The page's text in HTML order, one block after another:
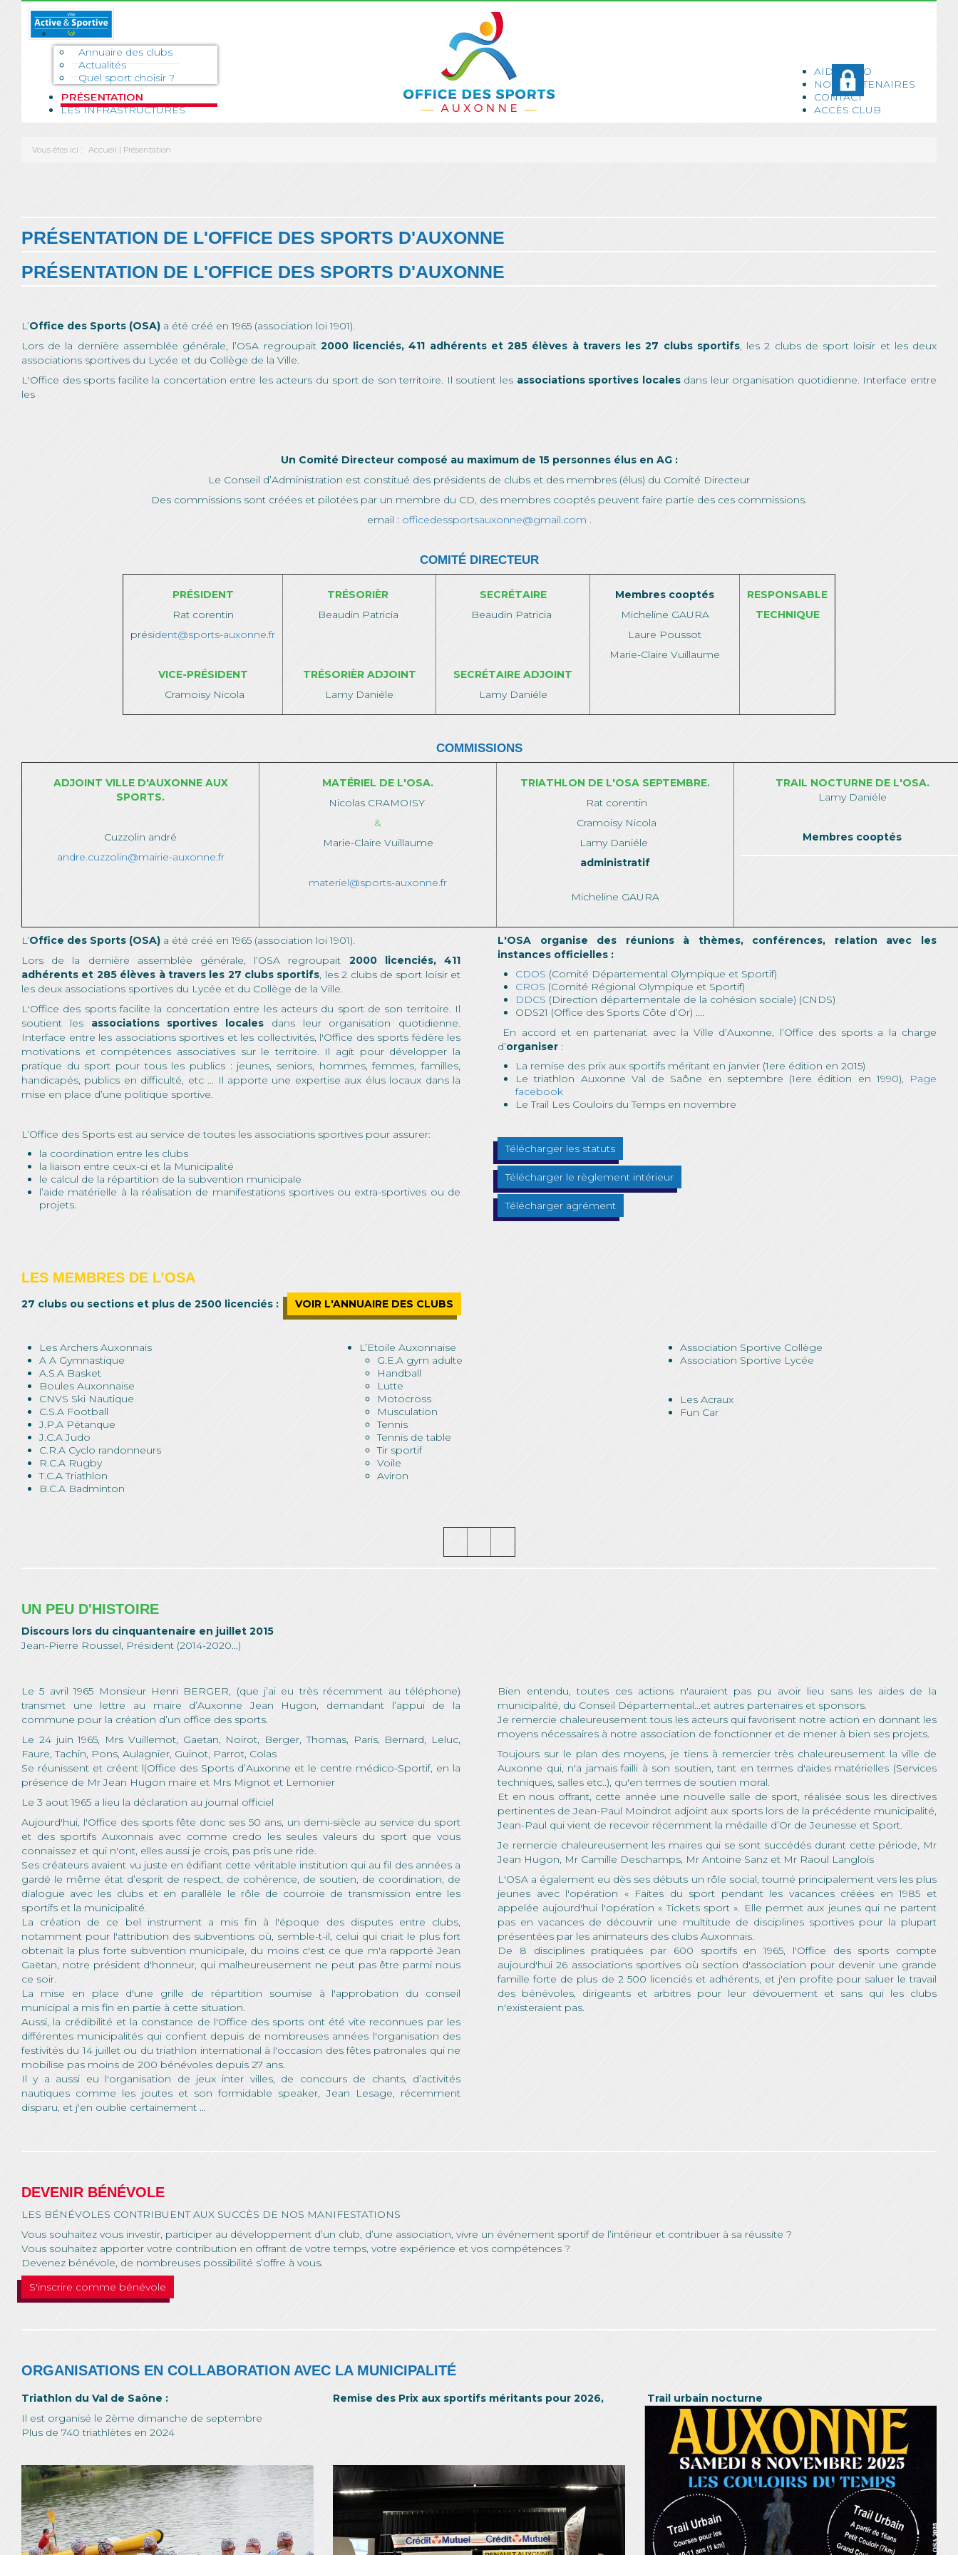
ACCUEIL
Annuaire des clubs
Actualités
Quel sport choisir ?
PRÉSENTATION
LES INFRASTRUCTURES
AIDE ASSO
NOS PARTENAIRES
CONTACT
ACCÈS CLUB
Vous êtes ici : Accueil | Présentation
PRÉSENTATION DE L'OFFICE DES SPORTS D'AUXONNE
PRÉSENTATION DE L'OFFICE DES SPORTS D'AUXONNE
L’Office des Sports (OSA) a été créé en 1965 (association loi 1901).
Lors de la dernière assemblée générale, l’OSA regroupait 2000 licenciés, 411 adhérents et 285 élèves à travers les 27 clubs sportifs, les 2 clubs de sport loisir et les deux
associations sportives du Lycée et du Collège de la Ville.
L'Office des sports facilite la concertation entre les acteurs du sport de son territoire. Il soutient les associations sportives localesdans leur organisation quotidienne. Interface entre
les
Un Comité Directeur composé au maximum de 15 personnes élus en AG :
Le Conseil d’Administration est constitué des présidents de clubs et des membres (élus) du Comité Directeur
Des commissions sont créées et pilotées par un membre du CD, des membres cooptés peuvent faire partie des ces commissions.
email : officedessportsauxonne@gmail.com .
COMITÉ DIRECTEUR
PRÉSIDENT
Rat corentin
président@sports-auxonne.fr
VICE-PRÉSIDENT
Cramoisy Nicola
TRÉSORIÈR
Beaudin Patricia
TRÉSORIÈR ADJOINT
Lamy Daniéle
SECRÉTAIRE
Beaudin Patricia
SECRÉTAIRE ADJOINT
Lamy Daniéle
Membres cooptés
Micheline GAURA
Laure Poussot
Marie-Claire Vuillaume
RESPONSABLE
TECHNIQUE
COMMISSIONS
ADJOINT VILLE D'AUXONNE AUX
SPORTS.
Cuzzolin andré
andre.cuzzolin@mairie-auxonne.fr
MATÉRIEL DE L'OSA.
Nicolas CRAMOISY
&
Marie-Claire Vuillaume
materiel@sports-auxonne.fr
TRIATHLON DE L'OSA SEPTEMBRE.
Rat corentin
Cramoisy Nicola
Lamy Daniéle
administratif
Micheline GAURA
TRAIL NOCTURNE DE L'OSA.
Lamy Daniéle
Membres cooptés
L’Office des Sports (OSA) a été créé en 1965 (association loi 1901).
Lors de la dernière assemblée générale, l’OSA regroupait 2000 licenciés, 411
adhérents et 285 élèves à travers les 27 clubs sportifs, les 2 clubs de sport loisir et
les deux associations sportives du Lycée et du Collège de la Ville.
L'Office des sports facilite la concertation entre les acteurs du sport de son territoire. Il
soutient les associations sportives locales dans leur organisation quotidienne.
Interface entre les associations sportives et les collectivités, l'Office des sports fédère les
motivations et compétences associatives sur le territoire. Il agit pour développer la
pratique du sport pour tous les publics : jeunes, seniors, hommes, femmes, familles,
handicapés, publics en difficulté, etc ... Il apporte une expertise aux élus locaux dans la
mise en place d’une politique sportive.
L’Office des Sports est au service de toutes les associations sportives pour assurer:
la coordination entre les clubs
la liaison entre ceux-ci et la Municipalité
le calcul de la répartition de la subvention municipale
l’aide matérielle à la réalisation de manifestations sportives ou extra-sportives ou de
projets.
L'OSA organise des réunions à thèmes, conférences, relation avec les
instances officielles :
CDOS (Comité Départemental Olympique et Sportif)
CROS (Comité Régional Olympique et Sportif)
DDCS (Direction départementale de la cohésion sociale) (CNDS)
ODS21 (Office des Sports Côte d’Or) ....
En accord et en partenariat avec la Ville d’Auxonne, l’Office des sports a la charge
d’organiser :
La remise des prix aux sportifs méritant en janvier (1ere édition en 2015)
Le triathlon Auxonne Val de Saône en septembre (1ere édition en 1990),
Page
facebook
Le Trail Les Couloirs du Temps en novembre
Télécharger les statuts
Télécharger le règlement intérieur
Télécharger agrément
LES MEMBRES DE L’OSA
27 clubs ou sections et plus de 2500 licenciés : VOIR L'ANNUAIRE DES CLUBS
Les Archers Auxonnais
A A Gymnastique
A.S.A Basket
Boules Auxonnaise
CNVS Ski Nautique
C.S.A Football
J.P.A Pétanque
J.C.A Judo
C.R.A Cyclo randonneurs
R.C.A Rugby
T.C.A Triathlon
B.C.A Badminton
L’Etoile Auxonnaise
G.E.A gym adulte
Handball
Lutte
Motocross
Musculation
Tennis
Tennis de table
Tir sportif
Voile
Aviron
Association Sportive Collège
Association Sportive Lycée
Les Acraux
Fun Car
UN PEU D'HISTOIRE
Discours lors du cinquantenaire en juillet 2015
Jean-Pierre Roussel, Président (2014-2020…)
Le 5 avril 1965 Monsieur Henri BERGER, (que j’ai eu très récemment au téléphone)
transmet une lettre au maire d’Auxonne Jean Hugon, demandant l’appui de la
commune pour la création d’un office des sports.
Le 24 juin 1965, Mrs Vuillemot, Gaetan, Noirot, Berger, Thomas, Paris, Bernard, Leluc,
Faure, Tachin, Pons, Aulagnier, Guinot, Parrot, Colas
Se réunissent et créent l(Office des Sports d’Auxonne et le centre médico-Sportif, en la
présence de Mr Jean Hugon maire et Mrs Mignot et Lemonier
Le 3 aout 1965 a lieu la déclaration au journal officiel
Aujourd'hui, l'Office des sports fête donc ses 50 ans, un demi-siècle au service du sport
et des sportifs Auxonnais avec comme credo les seules valeurs du sport que vous
connaissez et qui n'ont, elles aussi je crois, pas pris une ride.
Ses créateurs avaient vu juste en édifiant cette véritable institution qui au fil des années a
gardé le même état d’esprit de respect, de cohérence, de soutien, de coordination, de
dialogue avec les clubs et en parallèle le rôle de courroie de transmission entre les
sportifs et la municipalité.
La création de ce bel instrument a mis fin à l'époque des disputes entre clubs,
notamment pour l'attribution des subventions où, semble-t-il, celui qui criait le plus fort
obtenait la plus forte subvention municipale, du moins c'est ce que m'a rapporté Jean
Gaëtan, notre président d'honneur, qui malheureusement ne peut pas être parmi nous
ce soir.
La mise en place d'une grille de répartition soumise à l'approbation du conseil
municipal a mis fin en partie à cette situation.
Aussi, la crédibilité et la constance de l'Office des sports ont été vite reconnues par les
différentes municipalités qui confient depuis de nombreuses années l'organisation des
festivités du 14 juillet ou du triathlon international à l'occasion des fêtes patronales qui ne
mobilise pas moins de 200 bénévoles depuis 27 ans.
Il y a aussi eu l'organisation de jeux inter villes, de concours de chants, d’activités
nautiques comme les joutes et son formidable speaker, Jean Lesage, récemment
disparu, et j'en oublie certainement …
Bien entendu, toutes ces actions n'auraient pas pu avoir lieu sans les aides de la
municipalité, du Conseil Départemental...et autres partenaires et sponsors.
Je remercie chaleureusement tous les acteurs qui favorisent notre action en donnant les
moyens nécessaires à notre association de fonctionner et de mener à bien ses projets.
Toujours sur le plan des moyens, je tiens à remercier très chaleureusement la ville de
Auxonne qui, n'a jamais failli à son soutien, tant en termes d'aides matérielles (Services
techniques, salles etc..), qu'en termes de soutien moral.
Et en nous offrant, cette année une nouvelle salle de sport, réalisée sous les directives
pertinentes de Jean-Paul Moindrot adjoint aux sports lors de la précédente municipalité,
Jean-Paul qui vient de recevoir récemment la médaille d’Or de Jeunesse et Sport.
Je remercie chaleureusement les maires qui se sont succédés durant cette période, Mr
Jean Hugon, Mr Camille Deschamps, Mr Antoine Sanz et Mr Raoul Langlois
L'OSA a également eu dès ses débuts un rôle social, tourné principalement vers les plus
jeunes avec l'opération « Faites du sport pendant les vacances créées en 1985 et
appelée aujourd'hui l'opération « Tickets sport ». Elle permet aux jeunes qui ne partent
pas en vacances de découvrir une multitude de disciplines sportives pour la plupart
présentées par les animateurs des clubs Auxonnais.
De 8 disciplines pratiquées par 600 sportifs en 1965, l'Office des sports compte
aujourd'hui 26 associations sportives où section d'association pour devenir une grande
famille forte de plus de 2 500 licenciés et adhérents, et j'en profite pour saluer le travail
des bénévoles, dirigeants et arbitres pour leur dévouement et sans qui les clubs
n'existeraient pas.
DEVENIR BÉNÉVOLE
LES BÉNÉVOLES CONTRIBUENT AUX SUCCÈS DE NOS MANIFESTATIONS
Vous souhaitez vous investir, participer au développement d’un club, d’une association, vivre un événement sportif de l’intérieur et contribuer à sa réussite ?
Vous souhaitez apporter votre contribution en offrant de votre temps, votre expérience et vos compétences ?
Devenez bénévole, de nombreuses possibilité s’offre à vous.
S'inscrire comme bénévole
ORGANISATIONS EN COLLABORATION AVEC LA MUNICIPALITÉ
Triathlon du Val de Saône :
Il est organisé le 2ème dimanche de septembre
Plus de 740 triathlètes en 2024
Remise des Prix aux sportifs méritants pour 2026, Trail urbain nocturne